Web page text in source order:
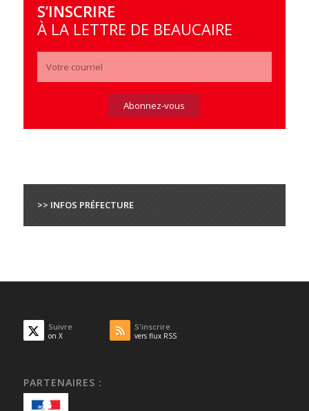
S’INSCRIRE
À LA LETTRE DE BEAUCAIRE
>> INFOS PRÉFECTURE
Suivre
on X
S'inscrire
vers flux RSS
PARTENAIRES :